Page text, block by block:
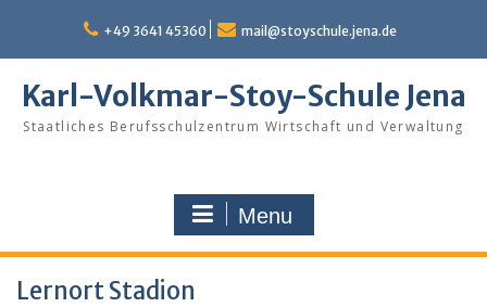
content
+49 3641 45360 mail@stoyschule.jena.de
Karl-Volkmar-Stoy-Schule Jena
Staatliches Berufsschulzentrum Wirtschaft und Verwaltung
Menu
Lernort Stadion